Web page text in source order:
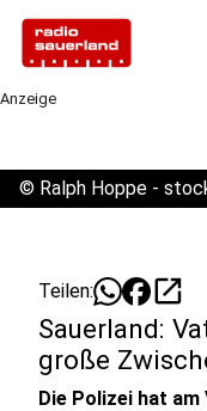
Anzeige
© Ralph Hoppe -
Teilen: open_in_new
Sauerland:
große
Die Polizei hat